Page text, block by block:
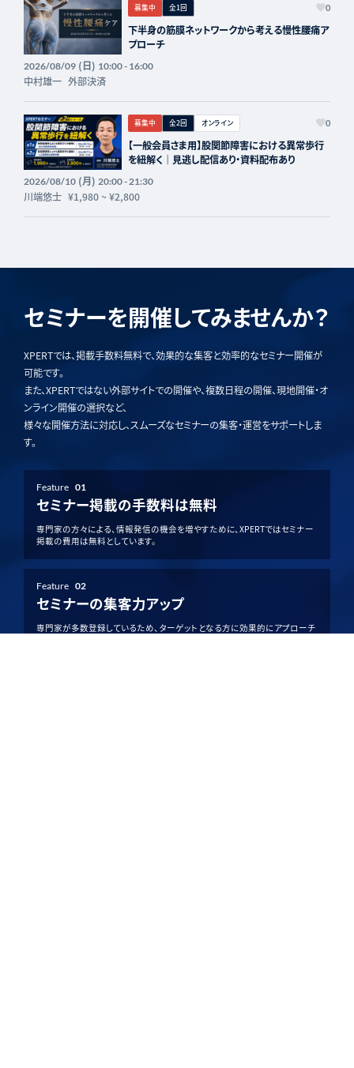
募集中 全1回 0
下半身の筋膜ネットワークから考える慢性腰痛ア
プローチ
2026/08/09(日) 10:00 - 16:00
中村雄一 外部決済
募集中 全2回 オンライン 0
【一般会員さま用】股関節障害における異常歩行
を紐解く｜見逃し配信あり・資料配布あり
2026/08/10(月) 20:00 - 21:30
川端悠士 ¥1,980~¥2,800
セミナーを開催してみませんか？
XPERTでは、掲載手数料無料で、効果的な集客と効率的なセミナー開催が
可能です。
また、XPERTではない外部サイトでの開催や、複数日程の開催、現地開催・オ
ンライン開催の選択など、
様々な開催方法に対応し、スムーズなセミナーの集客・運営をサポートしま
す。
Feature 01
セミナー掲載の手数料は無料
専門家の方々による、情報発信の機会を増やすために、XPERTではセミナー
掲載の費用は無料としています。
Feature 02
セミナーの集客力アップ
専門家が多数登録しているため、ターゲットとなる方に効果的にアプローチ